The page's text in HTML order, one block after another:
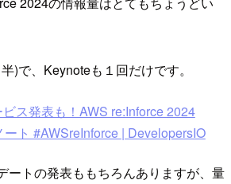
)で、Keynoteも１回だけです。
ス発表も！AWS re:Inforce 2024
ト #AWSreInforce | DevelopersIO
ートの発表ももちろんありますが、量